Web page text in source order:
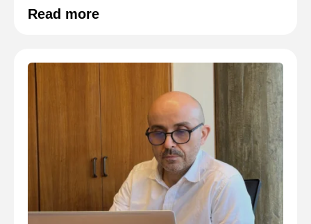
Read more